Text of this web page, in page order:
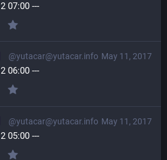
07:00 ---
May 11, 2017
@yutacar@yutacar.info
06:00 ---
May 11, 2017
@yutacar@yutacar.info
05:00 ---